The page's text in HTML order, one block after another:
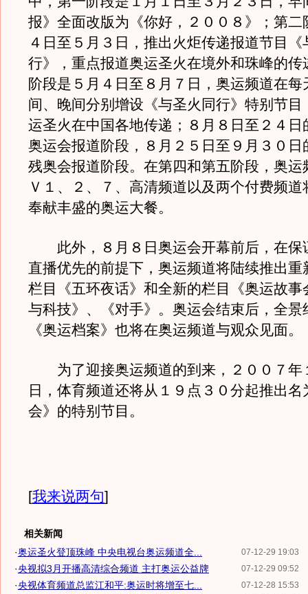
报》全面改版为《你好，２００８》；第二
４日至５月３日，推出火炬传递报道节目《
行》，重点报道奥运圣火在境外和珠峰的传
阶段是５月４日至８月７日，奥运频道在每
间、晚间分别增设《与圣火同行》特别节目
运圣火在中国各地传递；８月８日至２４日
奥运会报道阶段，８月２５日至９月３０日
残奥会报道阶段。在第四和第五阶段，奥运
Ｖ１、２、７、高清频道以及两个付费频
奉献丰盛的奥运大餐。
此外，８月８日奥运会开幕前后，在保
直播优先的前提下，奥运频道将陆续推出重
栏目《五环夜话》和全新的栏目《奥运故事
与科技》、《对手》。奥运会结束后，全景
《奥运档案》也将在奥运频道与观众见面。
为了迎接奥运频道的到来，２００７年
日，体育频道还将从１９点３０分起推出名
会》的特别节目。
[我来说两句]
相关新闻
07-12-29 19:03
·奥运圣火登顶珠峰 中央电视台奥运频道全...
07-12-29 09:52
·央视拟3月开播高清综合频道 主打奥运公益牌
07-12-28 15:53
·央视体育频道总监江和平:奥运时将增至七...